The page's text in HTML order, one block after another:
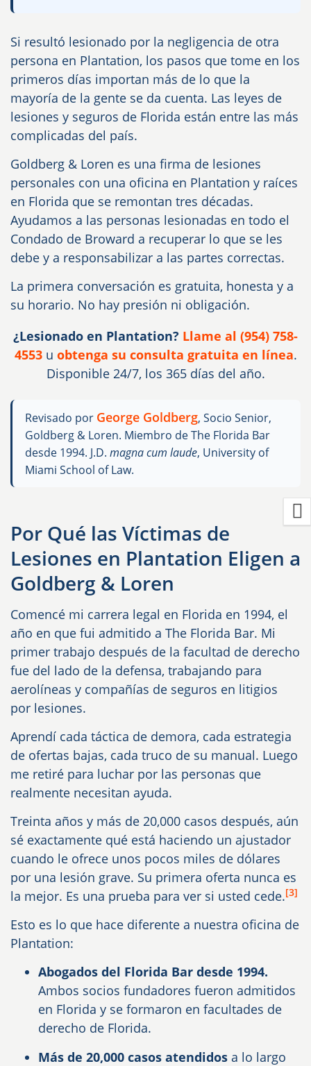
Si resultó lesionado por la negligencia de otra
persona en Plantation, los pasos que tome en los
primeros días importan más de lo que la
mayoría de la gente se da cuenta. Las leyes de
lesiones y seguros de Florida están entre las más
complicadas del país.
Goldberg & Loren es una firma de lesiones
personales con una oficina en Plantation y raíces
en Florida que se remontan tres décadas.
Ayudamos a las personas lesionadas en todo el
Condado de Broward a recuperar lo que se les
debe y a responsabilizar a las partes correctas.
La primera conversación es gratuita, honesta y a
su horario. No hay presión ni obligación.
¿Lesionado en Plantation? Llame al (954) 758-
4553u obtenga su consulta gratuita en línea.
Disponible 24/7, los 365 días del año.
Revisado por George Goldberg, Socio Senior,
Goldberg & Loren. Miembro de The Florida Bar
desde 1994. J.D. magna cum laude, University of
Miami School of Law.
Por Qué las Víctimas de
Lesiones en Plantation Eligen a
Goldberg & Loren
Comencé mi carrera legal en Florida en 1994, el
año en que fui admitido a The Florida Bar. Mi
primer trabajo después de la facultad de derecho
fue del lado de la defensa, trabajando para
aerolíneas y compañías de seguros en litigios
por lesiones.
Aprendí cada táctica de demora, cada estrategia
de ofertas bajas, cada truco de su manual. Luego
me retiré para luchar por las personas que
realmente necesitan ayuda.
Treinta años y más de 20,000 casos después, aún
sé exactamente qué está haciendo un ajustador
cuando le ofrece unos pocos miles de dólares
por una lesión grave. Su primera oferta nunca es
la mejor. Es una prueba para ver si usted cede.[3]
Esto es lo que hace diferente a nuestra oficina de
Plantation:
Abogados del Florida Bar desde 1994.
Ambos socios fundadores fueron admitidos
en Florida y se formaron en facultades de
derecho de Florida.
Más de 20,000 casos atendidos a lo largo